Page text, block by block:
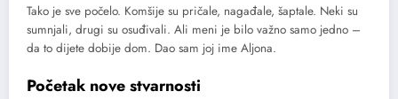
Tako je sve počelo. Komšije su pričale, nagađale, šaptale. Neki su
sumnjali, drugi su osuđivali. Ali meni je bilo važno samo jedno –
da to dijete dobije dom. Dao sam joj ime Aljona.
Početak nove stvarnosti